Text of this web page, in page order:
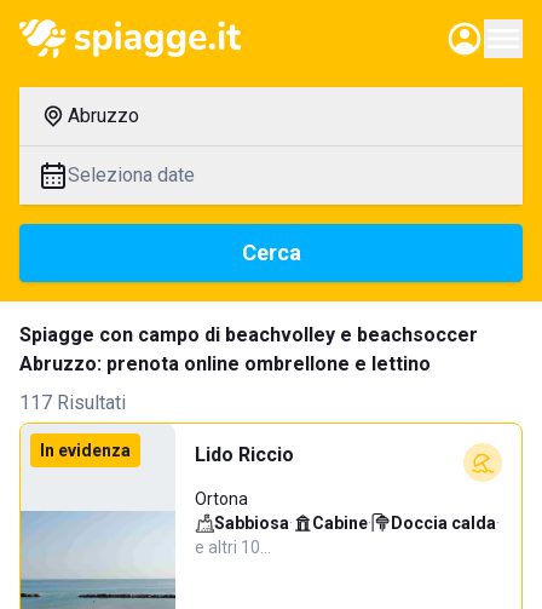
Abruzzo
Seleziona date
Cerca
Spiagge con campo di beachvolley e beachsoccer
Abruzzo: prenota online ombrellone e lettino
117 Risultati
In evidenza Lido Riccio
Ortona
Sabbiosa· Cabine· Doccia calda·
e altri 10…